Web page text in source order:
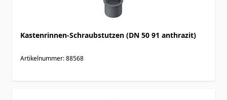
Kastenrinnen-Schraubstutzen (DN 50 91 anthrazit)
Artikelnummer: 88568